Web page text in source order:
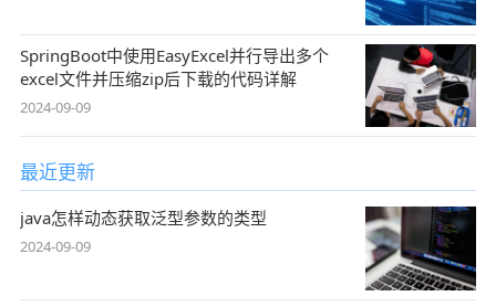
SpringBoot中使用EasyExcel并行导出多个
excel文件并压缩zip后下载的代码详解
2024-09-09
最近更新
java怎样动态获取泛型参数的类型
2024-09-09